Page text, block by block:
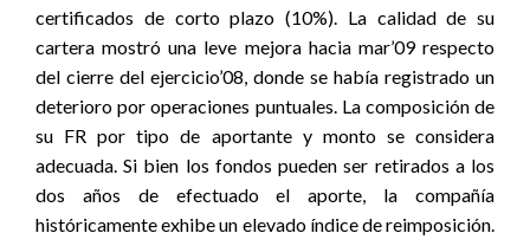
certificados de corto plazo (10%). La calidad de su
cartera mostró una leve mejora hacia mar’09 respecto
del cierre del ejercicio’08, donde se había registrado un
deterioro por operaciones puntuales. La composición de
su FR por tipo de aportante y monto se considera
adecuada. Si bien los fondos pueden ser retirados a los
dos años de efectuado el aporte, la compañía
históricamente exhibe un elevado índice de reimposición.